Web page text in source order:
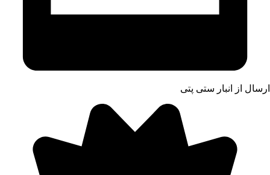
ارسال از انبار ستی پتی